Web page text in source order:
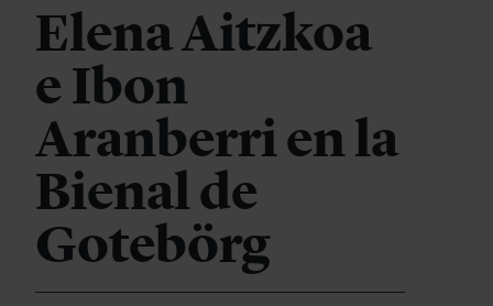
Elena Aitzkoa
e Ibon
Aranberri en la
Bienal de
Gotebörg